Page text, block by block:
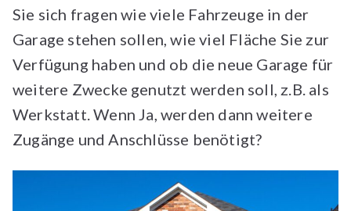
Sie sich fragen wie viele Fahrzeuge in der
Garage stehen sollen, wie viel Fläche Sie zur
Verfügung haben und ob die neue Garage für
weitere Zwecke genutzt werden soll, z.B. als
Werkstatt. Wenn Ja, werden dann weitere
Zugänge und Anschlüsse benötigt?